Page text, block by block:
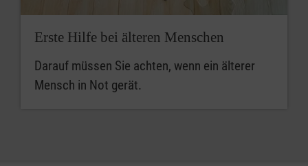
Erste Hilfe bei älteren Menschen
Darauf müssen Sie achten, wenn ein älterer
Mensch in Not gerät.